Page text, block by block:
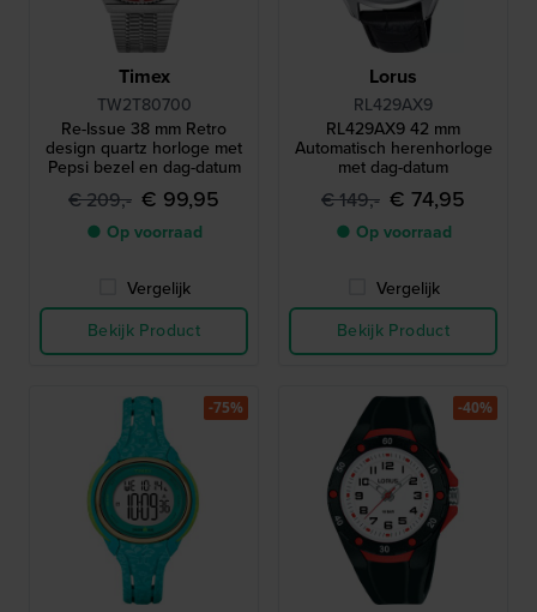
Timex
TW2T80700
Re-Issue 38 mm Retro
design quartz horloge met
Pepsi bezel en dag-datum
€ 209,- € 99,95
● Op voorraad
Vergelijk
Bekijk Product
Lorus
RL429AX9
RL429AX9 42 mm
Automatisch herenhorloge
met dag-datum
€ 149,- € 74,95
● Op voorraad
Vergelijk
Bekijk Product
-75% -40%